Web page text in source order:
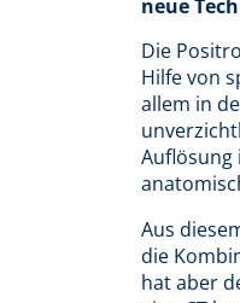
neue
Die
Hilfe von
allem in
Auflösung
Aus
die
hat aber